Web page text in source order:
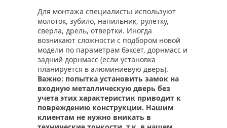
Для монтажа специалисты используют
молоток, зубило, напильник, рулетку,
сверла, дрель, отвертки. Иногда
возникают сложности с подбором новой
модели по параметрам бэксет, дорнмасс и
задний дорнмасс (если установка
планируется в алюминиевую дверь).
Важно: попытка установить замок на
входную металлическую дверь без
учета этих характеристик приводит к
повреждению конструкции. Нашим
клиентам не нужно вникать в